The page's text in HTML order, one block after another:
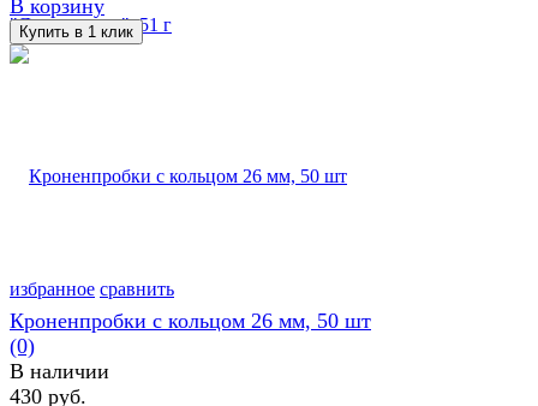
избранное сравнить
В корзину
Кроненпробки с кольцом 26 мм, 50 шт
(0)
В наличии
430 руб.